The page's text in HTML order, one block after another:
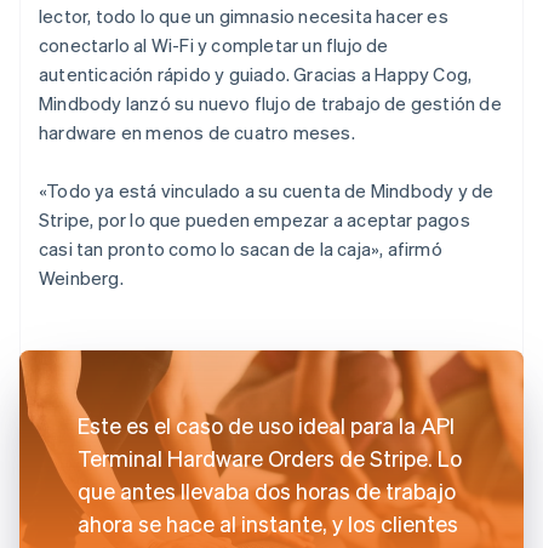
lector, todo lo que un gimnasio necesita hacer es
conectarlo al Wi-Fi y completar un flujo de
autenticación rápido y guiado. Gracias a Happy Cog,
Mindbody lanzó su nuevo flujo de trabajo de gestión de
hardware en menos de cuatro meses.
«Todo ya está vinculado a su cuenta de Mindbody y de
Stripe, por lo que pueden empezar a aceptar pagos
casi tan pronto como lo sacan de la caja», afirmó
Weinberg.
Este es el caso de uso ideal para la API
Terminal Hardware Orders de Stripe. Lo
que antes llevaba dos horas de trabajo
ahora se hace al instante, y los clientes